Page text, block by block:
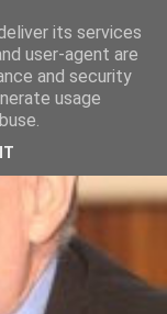
its services
user-agent are
and security
usage